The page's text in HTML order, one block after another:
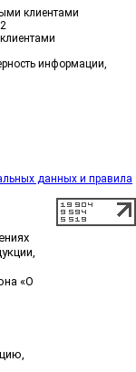
клиентами
информации,
данных и правила
«О